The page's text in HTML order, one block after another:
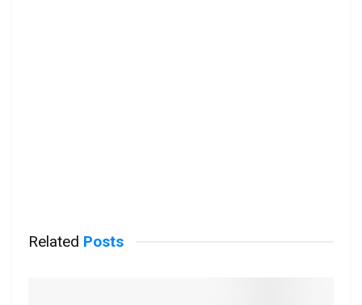
Related Posts